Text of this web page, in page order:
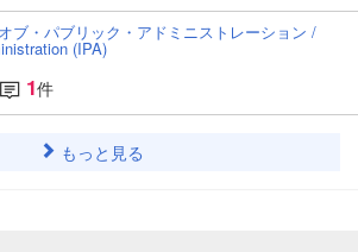
ブ・パブリック・アドミニストレーション /
(IPA)
1件
もっと見る